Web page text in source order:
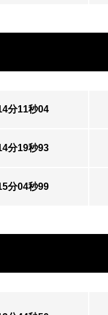
分11秒04
分19秒93
分04秒99